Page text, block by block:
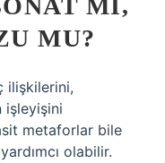
MI,
MU?
ilişkilerini,
işleyişini
metaforlar bile
olabilir.